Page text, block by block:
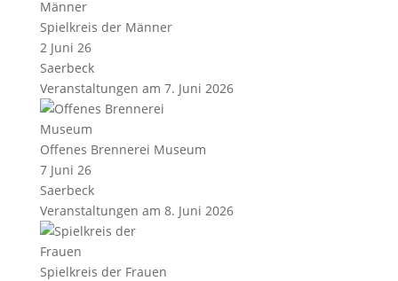
Spielkreis der Männer
2 Juni 26
Saerbeck
Veranstaltungen am 7. Juni 2026
Offenes Brennerei Museum
7 Juni 26
Saerbeck
Veranstaltungen am 8. Juni 2026
Spielkreis der Frauen